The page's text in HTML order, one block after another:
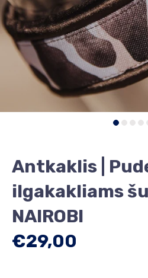
Antkaklis |
ilgakakliams
NAIROBI
€29,00